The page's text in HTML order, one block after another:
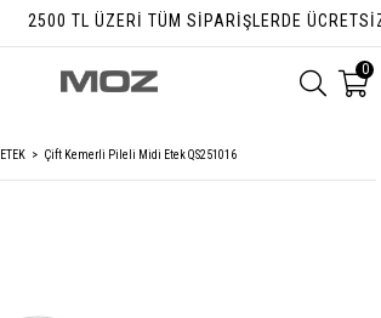
2500 TL ÜZERI TÜM SIPARIŞLERDE ÜCRETSIZ
0
ETEK Çift Kemerli Pileli Midi Etek QS251016